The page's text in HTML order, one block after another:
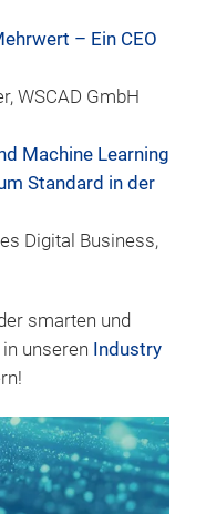
– Ein CEO
WSCAD GmbH
Machine Learning
Standard in der
Digital Business,
smarten und
unseren Industry